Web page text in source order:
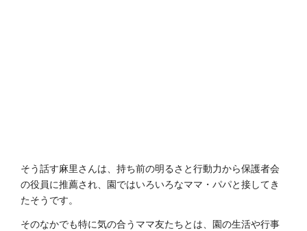
そう話す麻里さんは、持ち前の明るさと行動力から保護者会
の役員に推薦され、園ではいろいろなママ・パパと接してき
たそうです。
そのなかでも特に気の合うママ友たちとは、園の生活や行事